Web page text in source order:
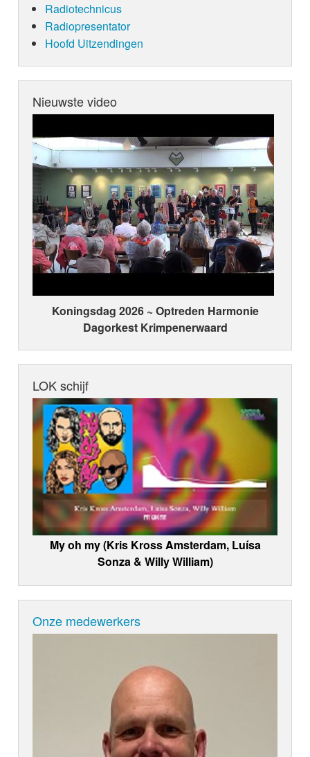
Radiotechnicus
Radiopresentator
Hoofd Uitzendingen
Nieuwste video
Koningsdag 2026 ~ Optreden Harmonie
Dagorkest Krimpenerwaard
LOK schijf
My oh my (Kris Kross Amsterdam, Luísa
Sonza & Willy William)
Onze medewerkers